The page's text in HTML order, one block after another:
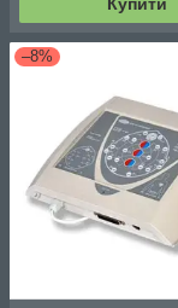
Купити
–8%